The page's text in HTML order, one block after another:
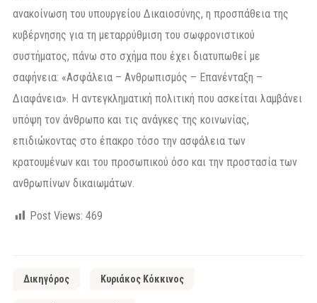
ανακοίνωση του υπουργείου Δικαιοσύνης, η προσπάθεια της
κυβέρνησης για τη μεταρρύθμιση του σωφρονιστικού
συστήματος, πάνω στο σχήμα που έχει διατυπωθεί με
σαφήνεια: «Ασφάλεια – Ανθρωπισμός – Επανένταξη –
Διαφάνεια». Η αντεγκληματική πολιτική που ασκείται λαμβάνει
υπόψη τον άνθρωπο και τις ανάγκες της κοινωνίας,
επιδιώκοντας στο έπακρο τόσο την ασφάλεια των
κρατουμένων και του προσωπικού όσο και την προστασία των
ανθρωπίνων δικαιωμάτων.
Post Views: 469
Δικηγόρος Κυριάκος Κόκκινος